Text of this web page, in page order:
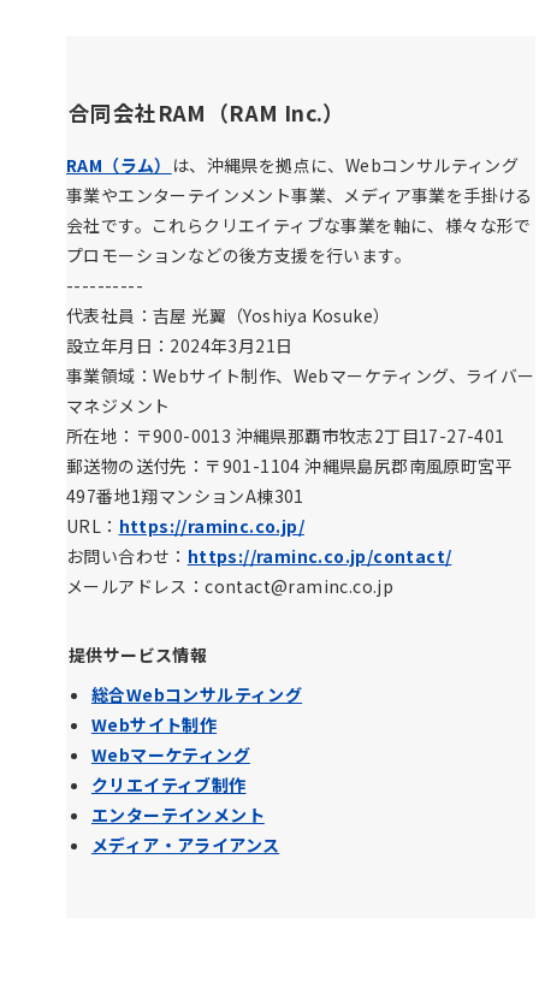
合同会社RAM（RAM Inc.）
RAM（ラム） は、沖縄県を拠点に、Webコンサルティング
事業やエンターテインメント事業、メディア事業を手掛ける
会社です。これらクリエイティブな事業を軸に、様々な形で
プロモーションなどの後方支援を行います。
----------
代表社員：吉屋 光翼（Yoshiya Kosuke）
設立年月日：2024年3月21日
事業領域：Webサイト制作、Webマーケティング、ライバー
マネジメント
所在地：〒900-0013 沖縄県那覇市牧志2丁目17-27-401
郵送物の送付先：〒901-1104 沖縄県島尻郡南風原町宮平
497番地1翔マンションA棟301
URL： https://raminc.co.jp/
お問い合わせ： https://raminc.co.jp/contact/
メールアドレス：contact@raminc.co.jp
提供サービス情報
総合Webコンサルティング
Webサイト制作
Webマーケティング
クリエイティブ制作
エンターテインメント
メディア・アライアンス